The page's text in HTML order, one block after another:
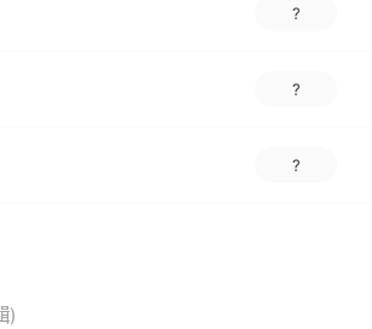
?
?
?